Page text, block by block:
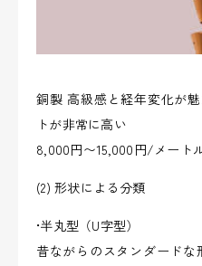
銅製 高級感と経年変化が
トが非常に高い
8,000円〜15,000円/メート
(2) 形状による分類
•半丸型（U字型）
昔ながらのスタンダード